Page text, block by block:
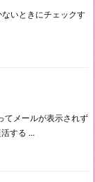
いときにチェックす
てメールが表示されず
する ...